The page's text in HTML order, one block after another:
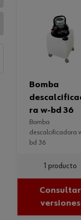
bomba
ra w-bd 36
bomba
descalcificadora
bd 36
1 producto
Consultar
versiones